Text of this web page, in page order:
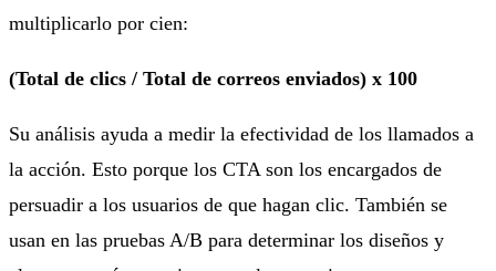
multiplicarlo por cien:
(Total de clics / Total de correos enviados) x 100
Su análisis ayuda a medir la efectividad de los llamados a
la acción. Esto porque los CTA son los encargados de
persuadir a los usuarios de que hagan clic. También se
usan en las pruebas A/B para determinar los diseños y